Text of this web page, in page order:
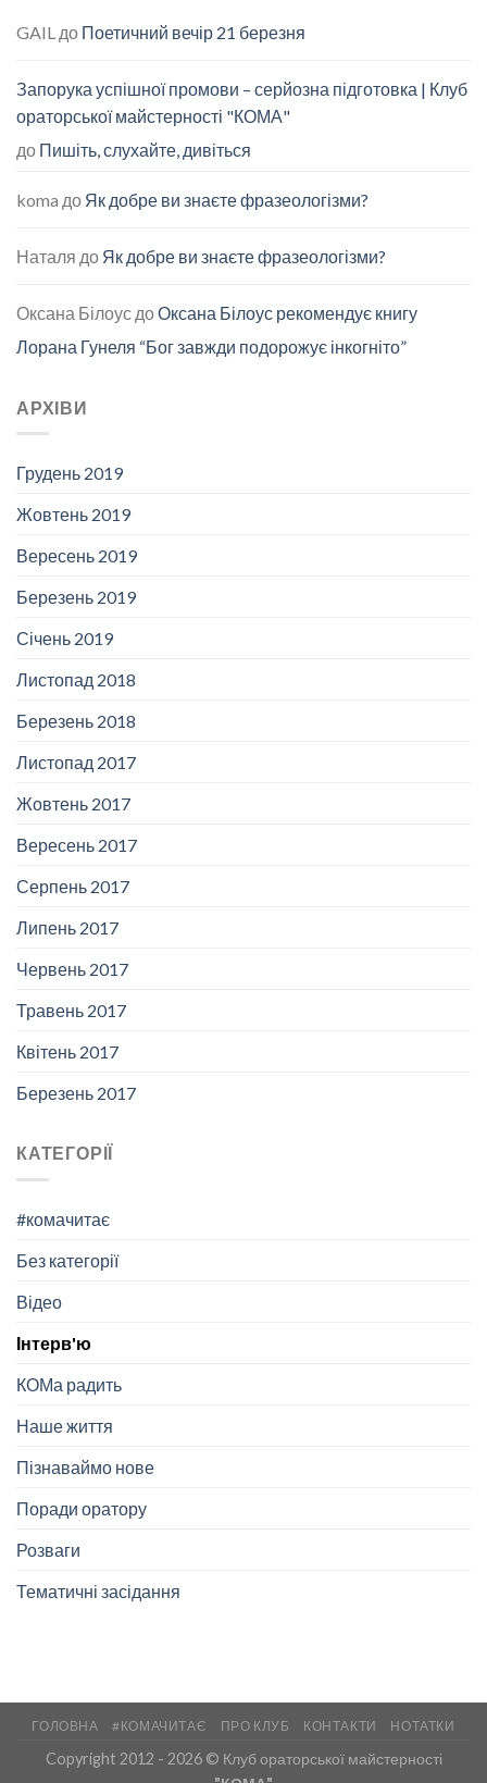
GAIL до Поетичний вечір 21 березня
Запорука успішної промови – серйозна підготовка | Клуб
ораторської майстерності "КОМА"
до Пишіть, слухайте, дивіться
koma до Як добре ви знаєте фразеологізми?
Наталя до Як добре ви знаєте фразеологізми?
Оксана Білоус доОксана Білоус рекомендує книгу
Лорана Гунеля “Бог завжди подорожує інкогніто”
АРХІВИ
Грудень 2019
Жовтень 2019
Вересень 2019
Березень 2019
Січень 2019
Листопад 2018
Березень 2018
Листопад 2017
Жовтень 2017
Вересень 2017
Серпень 2017
Липень 2017
Червень 2017
Травень 2017
Квітень 2017
Березень 2017
КАТЕГОРІЇ
#комачитає
Без категорії
Відео
Інтерв'ю
КОМа радить
Наше життя
Пізнаваймо нове
Поради оратору
Розваги
Тематичні засідання
ГОЛОВНА #КОМАЧИТАЄ ПРО КЛУБ КОНТАКТИ НОТАТКИ
Copyright 2012 - 2026 © Клуб ораторської майстерності